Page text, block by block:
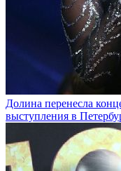
Долина перенесла
выступления в